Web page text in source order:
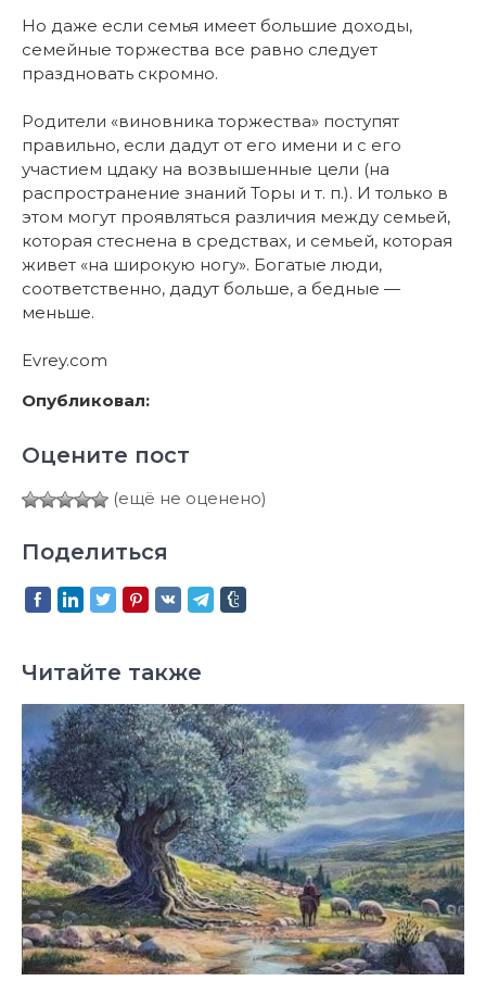
Но даже если семья имеет большие доходы,
семейные торжества все равно следует
праздновать скромно.
Родители «виновника торжества» поступят
правильно, если дадут от его имени и с его
участием цдаку на возвышенные цели (на
распространение знаний Торы и т. п.). И только в
этом могут проявляться различия между семьей,
которая стеснена в средствах, и семьей, которая
живет «на широкую ногу». Богатые люди,
соответственно, дадут больше, а бедные —
меньше.
Еvrеy.com
Опубликовал:
Оцените пост
(ещё не оценено)
Поделиться
Читайте также